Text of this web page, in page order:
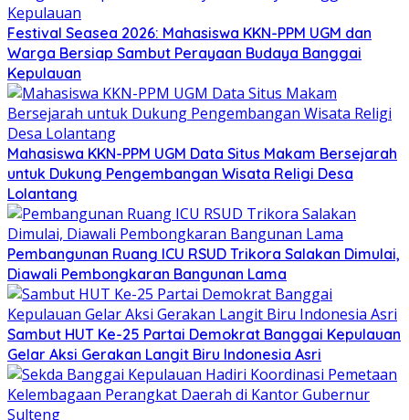
Festival Seasea 2026: Mahasiswa KKN-PPM UGM dan
Warga Bersiap Sambut Perayaan Budaya Banggai
Kepulauan
Mahasiswa KKN-PPM UGM Data Situs Makam Bersejarah
untuk Dukung Pengembangan Wisata Religi Desa
Lolantang
Pembangunan Ruang ICU RSUD Trikora Salakan Dimulai,
Diawali Pembongkaran Bangunan Lama
Sambut HUT Ke-25 Partai Demokrat Banggai Kepulauan
Gelar Aksi Gerakan Langit Biru Indonesia Asri